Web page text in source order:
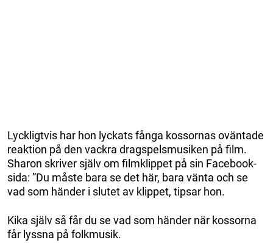
Lyckligtvis har hon lyckats fånga kossornas oväntade
reaktion på den vackra dragspelsmusiken på film.
Sharon skriver själv om filmklippet på sin Facebook-
sida: ”Du måste bara se det här, bara vänta och se
vad som händer i slutet av klippet, tipsar hon.
Kika själv så får du se vad som händer när kossorna
får lyssna på folkmusik.